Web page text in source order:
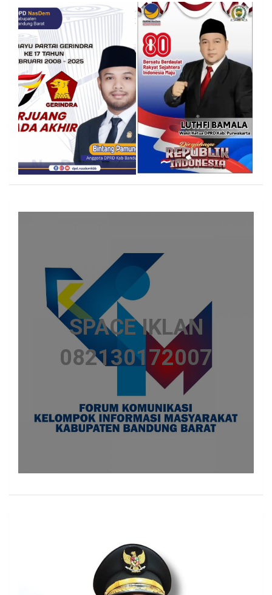
SPACE IKLAN
082130172007